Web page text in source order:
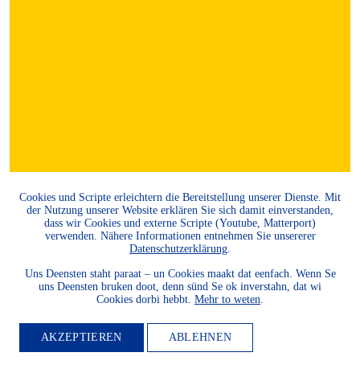
Cookies und Scripte erleichtern die Bereitstellung unserer Dienste. Mit
der Nutzung unserer Website erklären Sie sich damit einverstanden,
dass wir Cookies und externe Scripte (Youtube, Matterport)
verwenden. Nähere Informationen entnehmen Sie unsererer
Datenschutzerklärung
Uns Deensten staht paraat – un Cookies maakt dat eenfach. Wenn Se
uns Deensten bruken doot, denn sünd Se ok inverstahn, dat wi
Cookies dorbi hebbt. Mehr to weten
AKZEPTIEREN ABLEHNEN